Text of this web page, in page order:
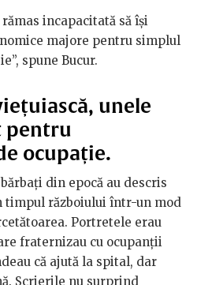
rămas incapacitată să își
majore pentru simplul
spune Bucur.
unele
pentru
ocupație.
din epocă au descris
războiului într-un mod
Portretele erau
fraternizau cu ocupanții
că ajută la spital, dar
Scrierile nu surprind